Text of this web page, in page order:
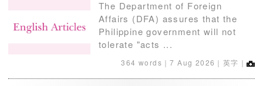
The Department of Foreign
Affairs (DFA) assures that the
Philippine government will not
tolerate "acts ...
364 words｜7 Aug 2026 ｜英字｜